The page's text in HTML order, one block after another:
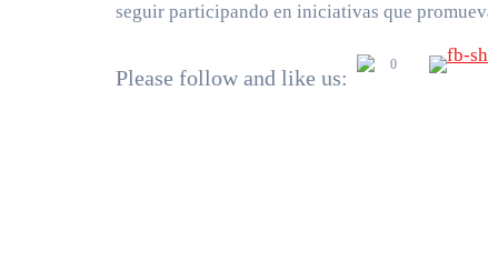
seguir participando en iniciativas que
Please follow and like us:
0